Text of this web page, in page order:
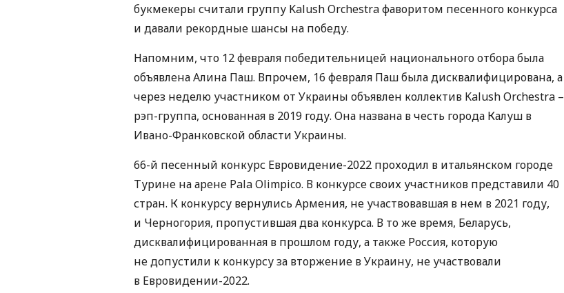
букмекеры считали группу Kalush Orchestra фаворитом песенного конкурса
и давали рекордные шансы на победу.
Напомним, что 12 февраля победительницей национального отбора была
объявлена Алина Паш. Впрочем, 16 февраля Паш была дисквалифицирована, а
через неделю участником от Украины объявлен коллектив Kalush Orchestra –
рэп-группа, основанная в 2019 году. Она названа в честь города Калуш в
Ивано-Франковской области Украины.
66-й песенный конкурс Евровидение-2022 проходил в итальянском городе
Турине на арене Pala Olimpico. В конкурсе своих участников представили 40
стран. К конкурсу вернулись Армения, не участвовавшая в нем в 2021 году,
и Черногория, пропустившая два конкурса. В то же время, Беларусь,
дисквалифицированная в прошлом году, а также Россия, которую
не допустили к конкурсу за вторжение в Украину, не участвовали
в Евровидении-2022.